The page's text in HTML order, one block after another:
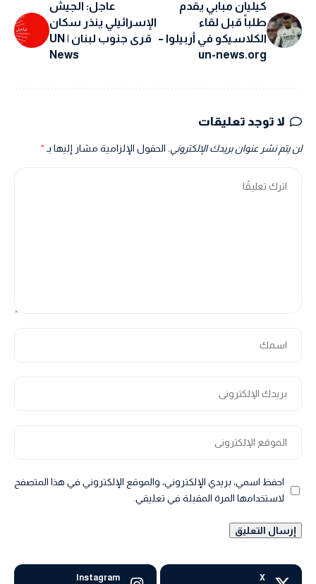
كيليان مبابي يقدم
طلباً قبل لقاء
الكلاسيكو في أربيلوا –
un-news.org
عاجل: الجيش
الإسرائيلي ينذر سكان
قرى جنوب لبنان | UN
News
لا توجد تعليقات
لن يتم نشر عنوان بريدك الإلكتروني. الحقول الإلزامية مشار إليها بـ*
احفظ اسمي، بريدي الإلكتروني، والموقع الإلكتروني في هذا المتصفح
لاستخدامها المرة المقبلة في تعليقي.
X
Instagram